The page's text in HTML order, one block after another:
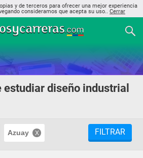
y de terceros para ofrecer una mejor experiencia
consideramos que acepta su uso.. Cerrar
estudiar diseño industrial
Azuay FILTRAR